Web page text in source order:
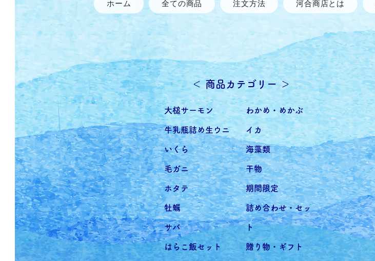
ホーム 全ての商品 注文方法 河合商店とは
わかめ・めかぶ
イカ
海藻類
干物
期間限定
詰め合わせ・セッ
ト
贈り物・ギフト
​大槌サーモン
牛乳瓶詰め生ウニ
いくら
毛ガニ
ホタテ
牡蠣
サバ
はらこ飯セット
​＜ 商品カテゴリー ＞